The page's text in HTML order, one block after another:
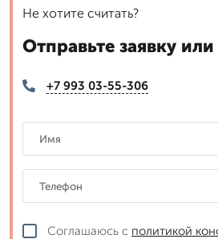
Не хотите считать?
Отправьте заявку
+7 993 03-55-306
Соглашаюсь с политикой